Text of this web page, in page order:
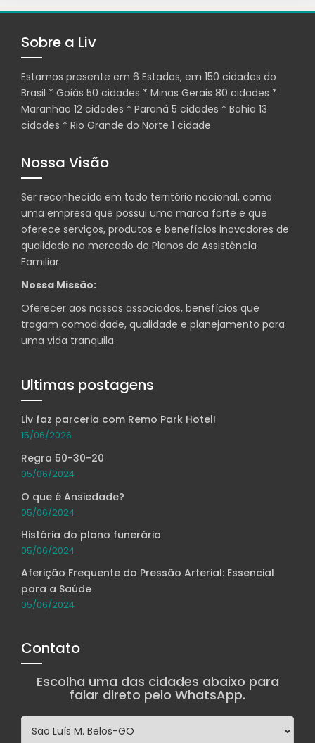
Sobre a Liv
Estamos presente em 6 Estados, em 150 cidades do
Brasil * Goiás 50 cidades * Minas Gerais 80 cidades *
Maranhão 12 cidades * Paraná 5 cidades * Bahia 13
cidades * Rio Grande do Norte 1 cidade
Nossa Visão
Ser reconhecida em todo território nacional, como
uma empresa que possui uma marca forte e que
oferece serviços, produtos e benefícios inovadores de
qualidade no mercado de Planos de Assistência
Familiar.
Nossa Missão:
Oferecer aos nossos associados, benefícios que
tragam comodidade, qualidade e planejamento para
uma vida tranquila.
Ultimas postagens
Liv faz parceria com Remo Park Hotel!
15/06/2026
Regra 50-30-20
05/06/2024
O que é Ansiedade?
05/06/2024
História do plano funerário
05/06/2024
Aferição Frequente da Pressão Arterial: Essencial
para a Saúde
05/06/2024
Contato
Escolha uma das cidades abaixo para
falar direto pelo WhatsApp.